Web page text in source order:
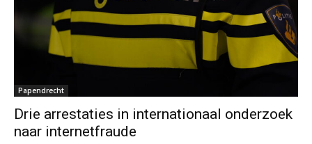
Papendrecht
Drie arrestaties in internationaal onderzoek
naar internetfraude